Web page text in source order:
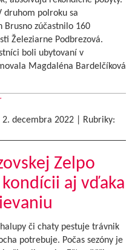
druhom polroku sa
Brusno zúčastnilo 160
Železiarne Podbrezová.
boli ubytovaní v
Magdaléna Bardelčíková
2. decembra 2022
Rubriky:
Zelpo
aj vďaka
či chaty pestuje trávnik
potrebuje. Počas sezóny je